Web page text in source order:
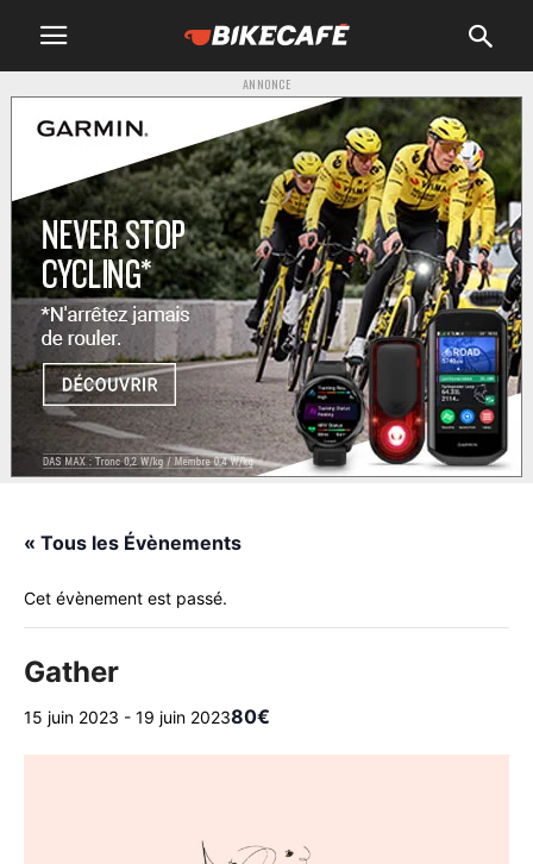
ANNONCE
« Tous les Évènements
Cet évènement est passé.
Gather
15 juin 2023 - 19 juin 202380€